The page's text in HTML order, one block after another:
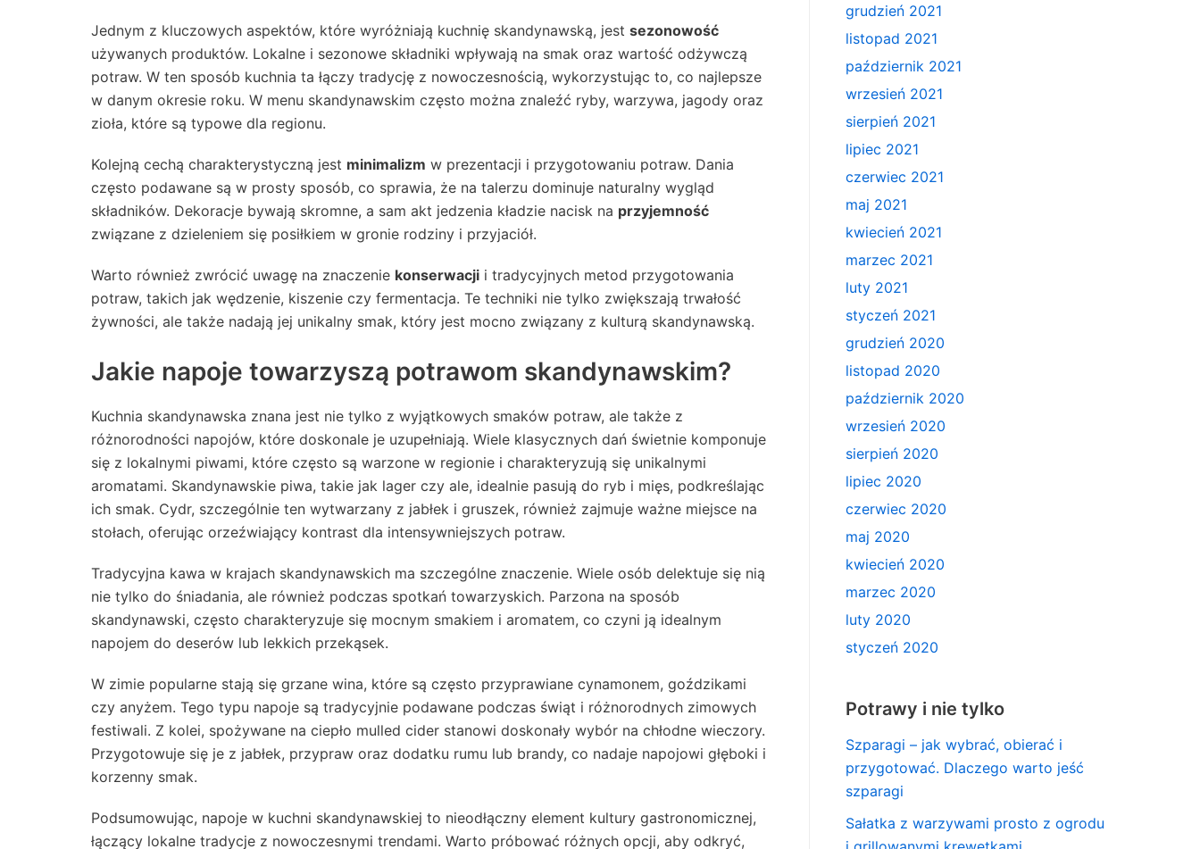
Jednym z kluczowych aspektów, które wyróżniają kuchnię skandynawską, jest sezonowość
używanych produktów. Lokalne i sezonowe składniki wpływają na smak oraz wartość odżywczą
potraw. W ten sposób kuchnia ta łączy tradycję z nowoczesnością, wykorzystując to, co najlepsze
w danym okresie roku. W menu skandynawskim często można znaleźć ryby, warzywa, jagody oraz
zioła, które są typowe dla regionu.
Kolejną cechą charakterystyczną jest minimalizm w prezentacji i przygotowaniu potraw. Dania
często podawane są w prosty sposób, co sprawia, że na talerzu dominuje naturalny wygląd
składników. Dekoracje bywają skromne, a sam akt jedzenia kładzie nacisk na przyjemność
związane z dzieleniem się posiłkiem w gronie rodziny i przyjaciół.
Warto również zwrócić uwagę na znaczenie konserwacji i tradycyjnych metod przygotowania
potraw, takich jak wędzenie, kiszenie czy fermentacja. Te techniki nie tylko zwiększają trwałość
żywności, ale także nadają jej unikalny smak, który jest mocno związany z kulturą skandynawską.
Jakie napoje towarzyszą potrawom skandynawskim?
Kuchnia skandynawska znana jest nie tylko z wyjątkowych smaków potraw, ale także z
różnorodności napojów, które doskonale je uzupełniają. Wiele klasycznych dań świetnie komponuje
się z lokalnymi piwami, które często są warzone w regionie i charakteryzują się unikalnymi
aromatami. Skandynawskie piwa, takie jak lager czy ale, idealnie pasują do ryb i mięs, podkreślając
ich smak. Cydr, szczególnie ten wytwarzany z jabłek i gruszek, również zajmuje ważne miejsce na
stołach, oferując orzeźwiający kontrast dla intensywniejszych potraw.
Tradycyjna kawa w krajach skandynawskich ma szczególne znaczenie. Wiele osób delektuje się nią
nie tylko do śniadania, ale również podczas spotkań towarzyskich. Parzona na sposób
skandynawski, często charakteryzuje się mocnym smakiem i aromatem, co czyni ją idealnym
napojem do deserów lub lekkich przekąsek.
W zimie popularne stają się grzane wina, które są często przyprawiane cynamonem, goździkami
czy anyżem. Tego typu napoje są tradycyjnie podawane podczas świąt i różnorodnych zimowych
festiwali. Z kolei, spożywane na ciepło mulled cider stanowi doskonały wybór na chłodne wieczory.
Przygotowuje się je z jabłek, przypraw oraz dodatku rumu lub brandy, co nadaje napojowi głęboki i
korzenny smak.
Podsumowując, napoje w kuchni skandynawskiej to nieodłączny element kultury gastronomicznej,
łączący lokalne tradycje z nowoczesnymi trendami. Warto próbować różnych opcji, aby odkryć,
grudzień 2021
listopad 2021
październik 2021
wrzesień 2021
sierpień 2021
lipiec 2021
czerwiec 2021
maj 2021
kwiecień 2021
marzec 2021
luty 2021
styczeń 2021
grudzień 2020
listopad 2020
październik 2020
wrzesień 2020
sierpień 2020
lipiec 2020
czerwiec 2020
maj 2020
kwiecień 2020
marzec 2020
luty 2020
styczeń 2020
Potrawy i nie tylko
Szparagi – jak wybrać, obierać i
przygotować. Dlaczego warto jeść
szparagi
Sałatka z warzywami prosto z ogrodu